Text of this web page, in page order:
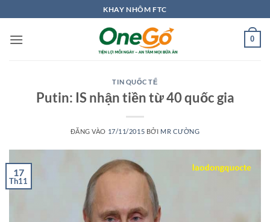
qua
nội
KHAY NHÔM FTC
0
TIN QUỐC TẾ
Putin: IS nhận tiền từ 40 quốc gia
ĐĂNG VÀO 17/11/2015 BỞI MR CƯỜNG
17
Th11